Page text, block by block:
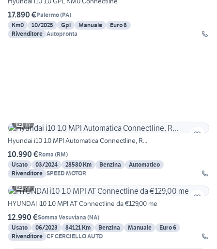
17.890 €Palermo(PA)
Km0
10/2025 Gpl Manuale
Euro 6
Rivenditore Autopronta
15
Hyundai i10 1.0 MPI Automatica Connectline, R...
10.990 €Roma (RM)
Usato
03/2024 28580 Km Benzina
Automatico
Rivenditore SPEED MOTOR
23
HYUNDAI i10 1.0 MPI AT Connectline da €129,00 me
12.990 €Somma Vesuviana (NA)
Usato
06/2023 84121 Km Benzina Manuale
Euro 6
Rivenditore CF CERCIELLO AUTO